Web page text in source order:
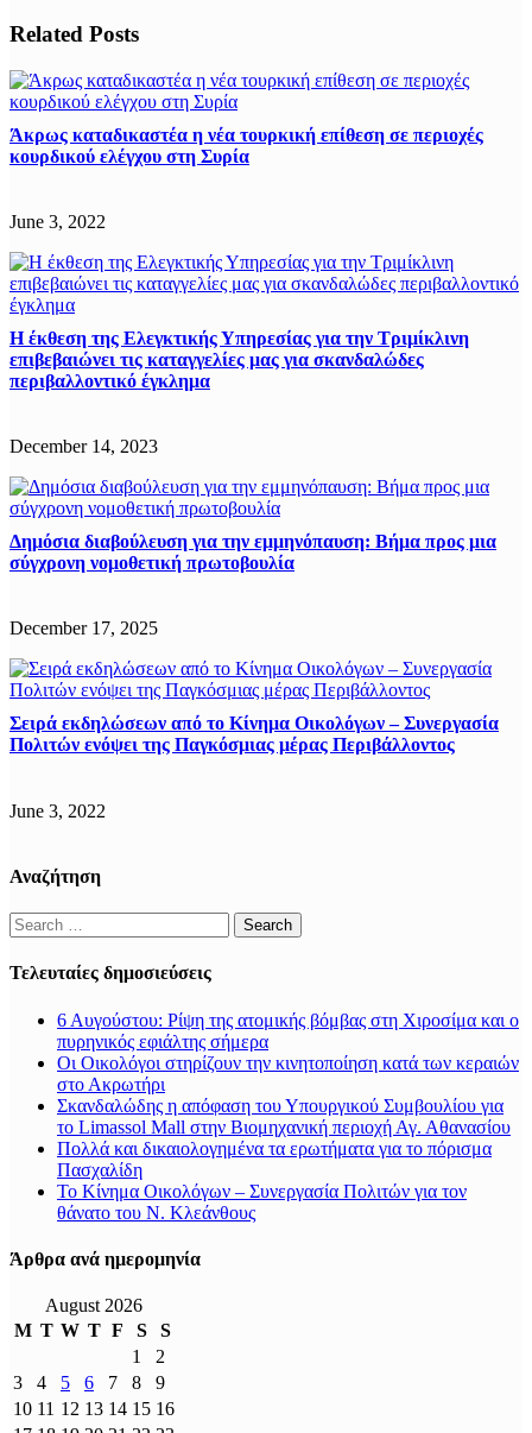
Related Posts
Άκρως καταδικαστέα η νέα τουρκική επίθεση σε περιοχές
κουρδικού ελέγχου στη Συρία
June 3, 2022
Η έκθεση της Ελεγκτικής Υπηρεσίας για την Τριμίκλινη
επιβεβαιώνει τις καταγγελίες μας για σκανδαλώδες
περιβαλλοντικό έγκλημα
December 14, 2023
Δημόσια διαβούλευση για την εμμηνόπαυση: Βήμα προς μια
σύγχρονη νομοθετική πρωτοβουλία
December 17, 2025
Σειρά εκδηλώσεων από το Κίνημα Οικολόγων – Συνεργασία
Πολιτών ενόψει της Παγκόσμιας μέρας Περιβάλλοντος
June 3, 2022
Αναζήτηση
Search
for:
Τελευταίες δημοσιεύσεις
6 Αυγούστου: Ρίψη της ατομικής βόμβας στη Χιροσίμα και ο
πυρηνικός εφιάλτης σήμερα
Οι Οικολόγοι στηρίζουν την κινητοποίηση κατά των κεραιών
στο Ακρωτήρι
Σκανδαλώδης η απόφαση του Υπουργικού Συμβουλίου για
το Limassol Mall στην Βιομηχανική περιοχή Αγ. Αθανασίου
Πολλά και δικαιολογημένα τα ερωτήματα για το πόρισμα
Πασχαλίδη
Το Κίνημα Οικολόγων – Συνεργασία Πολιτών για τον
θάνατο του Ν. Κλεάνθους
Άρθρα ανά ημερομηνία
August 2026
M T W T F S
S
1
2
3
4 5 6 7 8
9
10 11 12 13 14 15 16